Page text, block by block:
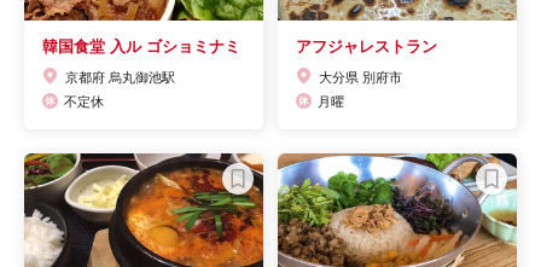
韓国食堂 入ル ゴショミナミ
京都府 烏丸御池駅
不定休
アフジャレストラン
大分県 別府市
月曜